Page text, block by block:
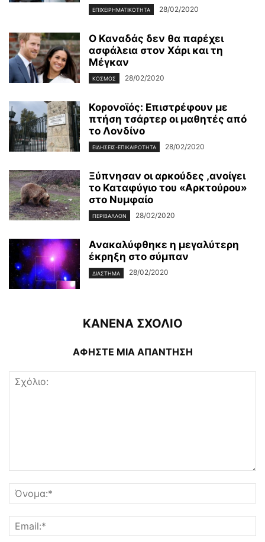
ΕΠΙΧΕΙΡΗΜΑΤΙΚΌΤΗΤΑ 28/02/2020
Ο Καναδάς δεν θα παρέχει
ασφάλεια στον Χάρι και τη
Μέγκαν
ΚΌΣΜΟΣ 28/02/2020
Κορονοϊός: Επιστρέφουν με
πτήση τσάρτερ οι μαθητές από
το Λονδίνο
ΕΙΔΉΣΕΙΣ-ΕΠΙΚΑΙΡΌΤΗΤΑ 28/02/2020
Ξύπνησαν οι αρκούδες ,ανοίγει
το Καταφύγιο του «Αρκτούρου»
στο Νυμφαίο
ΠΕΡΙΒΆΛΛΟΝ 28/02/2020
Ανακαλύφθηκε η μεγαλύτερη
έκρηξη στο σύμπαν
ΔΙΆΣΤΗΜΑ 28/02/2020
ΚΑΝΕΝΑ ΣΧΟΛΙΟ
ΑΦΗΣΤΕ ΜΙΑ ΑΠΑΝΤΗΣΗ